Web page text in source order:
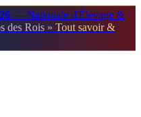
— Nationale d'Élevage &
des Rois » Tout savoir &